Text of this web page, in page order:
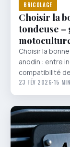
BRICOLAGE
Choisir la
tondeuse –
Choisir la
anodin : entre
compatibilité
23 FÉV 2026·15 MIN